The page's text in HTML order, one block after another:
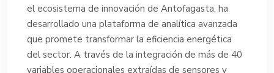
el ecosistema de innovación de Antofagasta, ha
desarrollado una plataforma de analítica avanzada
que promete transformar la eficiencia energética
del sector. A través de la integración de más de 40
variables operacionales extraídas de sensores y